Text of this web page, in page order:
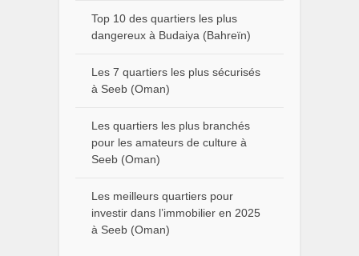
Top 10 des quartiers les plus
dangereux à Budaiya (Bahreïn)
Les 7 quartiers les plus sécurisés
à Seeb (Oman)
Les quartiers les plus branchés
pour les amateurs de culture à
Seeb (Oman)
Les meilleurs quartiers pour
investir dans l’immobilier en 2025
à Seeb (Oman)